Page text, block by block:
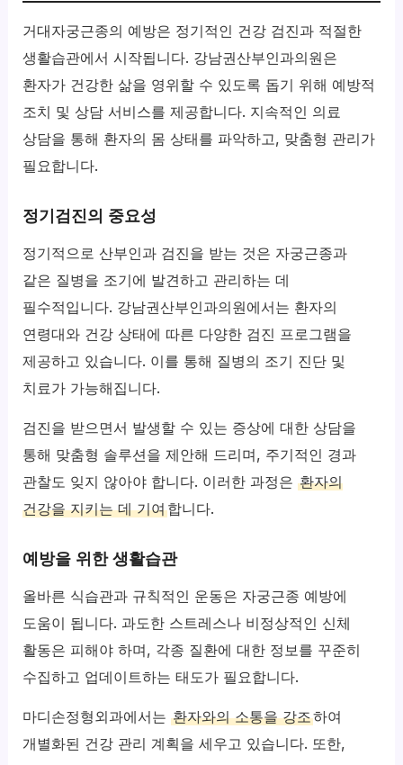
거대자궁근종의 예방은 정기적인 건강 검진과 적절한
생활습관에서 시작됩니다. 강남권산부인과의원은
환자가 건강한 삶을 영위할 수 있도록 돕기 위해 예방적
조치 및 상담 서비스를 제공합니다. 지속적인 의료
상담을 통해 환자의 몸 상태를 파악하고, 맞춤형 관리가
필요합니다.
정기검진의 중요성
정기적으로 산부인과 검진을 받는 것은 자궁근종과
같은 질병을 조기에 발견하고 관리하는 데
필수적입니다. 강남권산부인과의원에서는 환자의
연령대와 건강 상태에 따른 다양한 검진 프로그램을
제공하고 있습니다. 이를 통해 질병의 조기 진단 및
치료가 가능해집니다.
검진을 받으면서 발생할 수 있는 증상에 대한 상담을
통해 맞춤형 솔루션을 제안해 드리며, 주기적인 경과
관찰도 잊지 않아야 합니다. 이러한 과정은환자의
건강을 지키는 데 기여합니다.
예방을 위한 생활습관
올바른 식습관과 규칙적인 운동은 자궁근종 예방에
도움이 됩니다. 과도한 스트레스나 비정상적인 신체
활동은 피해야 하며, 각종 질환에 대한 정보를 꾸준히
수집하고 업데이트하는 태도가 필요합니다.
마디손정형외과에서는환자와의 소통을 강조하여
개별화된 건강 관리 계획을 세우고 있습니다. 또한,